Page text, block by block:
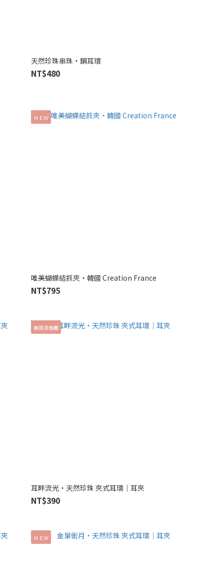
天然珍珠串珠‧鋼耳環
NT$480
ＮＥＷ
唯美蝴蝶結抓夾‧韓國 Creation France
NT$795
無耳洞推薦
耳畔流光‧天然珍珠 夾式耳環｜耳夾
NT$390
ＮＥＷ